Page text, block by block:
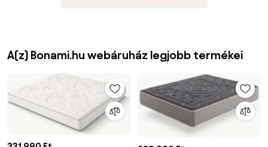
A(z) Bonami.hu webáruház legjobb termékei